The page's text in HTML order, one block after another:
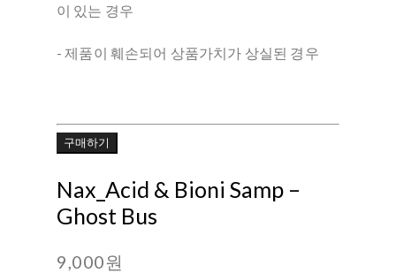
이 있는 경우
- 제품이 훼손되어 상품가치가 상실된 경우
구매하기
Nax_Acid & Bioni Samp ‎–
Ghost Bus
9,000원